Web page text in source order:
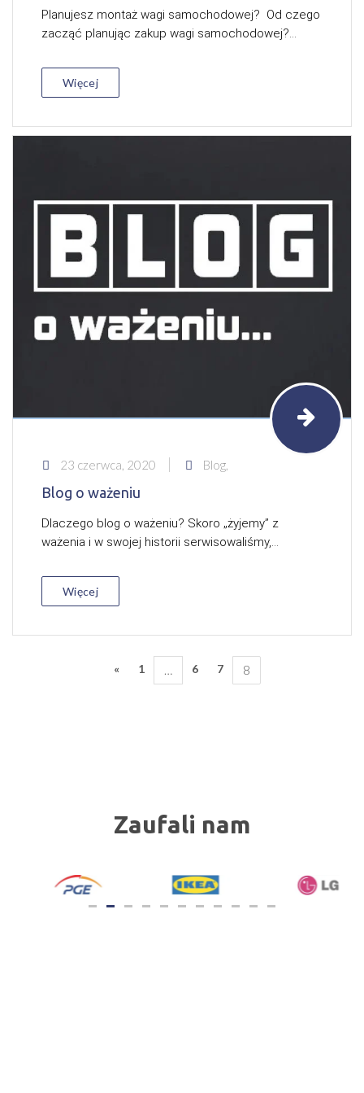
Planujesz montaż wagi samochodowej? Od czego
zacząć planując zakup wagi samochodowej?...
Więcej
23 czerwca, 2020 Blog,
Blog o ważeniu
Dlaczego blog o ważeniu? Skoro „żyjemy” z
ważenia i w swojej historii serwisowaliśmy,...
Więcej
« 1 … 6 7 8
Zaufali nam